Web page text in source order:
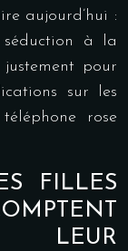
aujourd’hui :
à la
justement pour
sur les
rose
FILLES
LEUR